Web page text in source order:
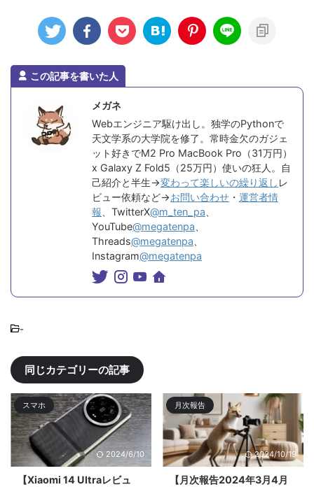
この記事を書いた人
メガネ
Webエンジニア駆け出し。独学のPythonで
天文学系の大学院を修了。常時金欠のガジェ
ット好きでM2 Pro MacBook Pro（31万円）
x Galaxy Z Fold5（25万円）使いの狂人。自
己紹介と半生→変わって楽しいの繰り返し レ
ビュー依頼など→お問い合わせ ・ 運営者情
報 、TwitterX@m_ten_pa
YouTube@megatenpa
Threads@megatenpa
Instagram@megatenpa
-
同じカテゴリーの記事
スマホ
2024/6/10
【Xiaomi 14 Ultraレビュ
月次報告
2024/10/19
【月次報告2024年3月4月